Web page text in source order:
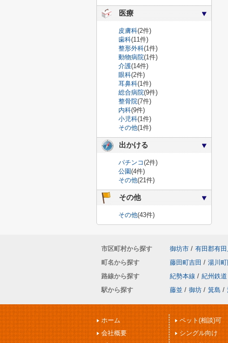
医療
皮膚科(2件)
歯科(11件)
整形外科(1件)
動物病院(1件)
介護(14件)
眼科(2件)
耳鼻科(1件)
総合病院(9件)
整骨院(7件)
内科(9件)
小児科(1件)
その他(1件)
出かける
パチンコ(2件)
公園(4件)
その他(21件)
その他
その他(43件)
市区町村から探す 御坊市 / 有田郡有
町名から探す
藤田町吉田 / 湯川
路線から探す
紀勢本線 / 紀州鉄道
駅から探す
藤並 / 御坊 / 箕島 /
ホーム
会社概要
ペット(相談)可
シングル向け